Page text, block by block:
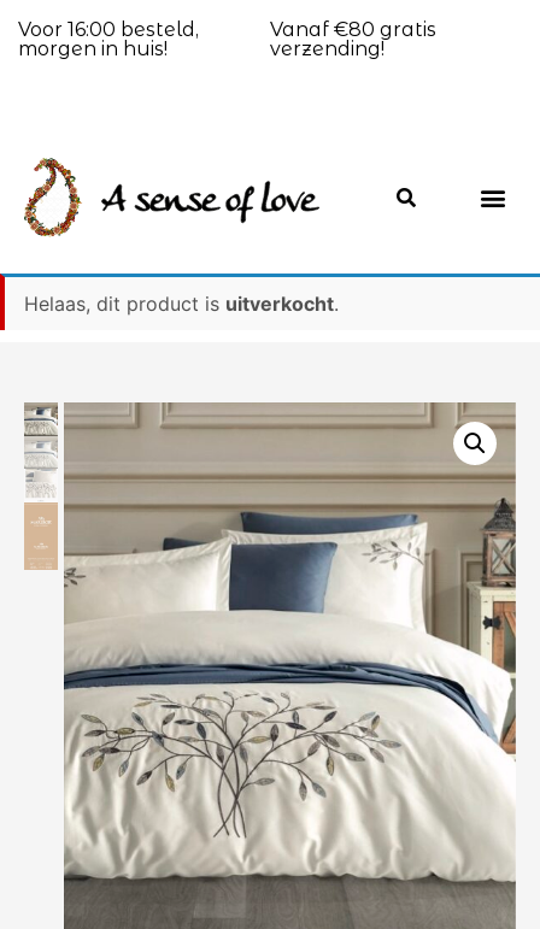
Voor 16:00 besteld,
morgen in huis!
Vanaf €80 gratis
verzending!
Helaas, dit product is uitverkocht.